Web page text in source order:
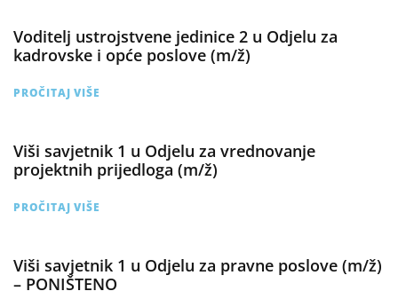
Voditelj ustrojstvene jedinice 2 u Odjelu za
kadrovske i opće poslove (m/ž)
PROČITAJ VIŠE
Viši savjetnik 1 u Odjelu za vrednovanje
projektnih prijedloga (m/ž)
PROČITAJ VIŠE
Viši savjetnik 1 u Odjelu za pravne poslove (m/ž)
– PONIŠTENO